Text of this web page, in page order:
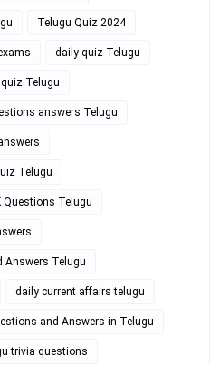
Telugu Quiz 2024
daily quiz Telugu
Telugu
answers Telugu
Telugu
Questions Telugu
Answers Telugu
daily current affairs telugu
and Answers in Telugu
trivia questions